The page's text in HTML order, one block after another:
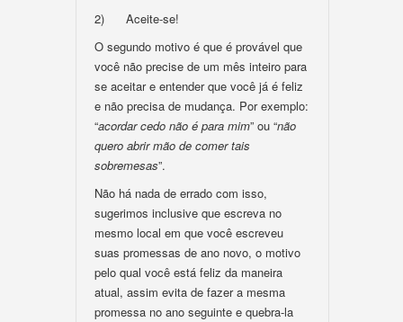
2) Aceite-se!
O segundo motivo é que é provável que
você não precise de um mês inteiro para
se aceitar e entender que você já é feliz
e não precisa de mudança. Por exemplo:
“acordar cedo não é para mim” ou “não
quero abrir mão de comer tais
sobremesas”.
Não há nada de errado com isso,
sugerimos inclusive que escreva no
mesmo local em que você escreveu
suas promessas de ano novo, o motivo
pelo qual você está feliz da maneira
atual, assim evita de fazer a mesma
promessa no ano seguinte e quebra-la